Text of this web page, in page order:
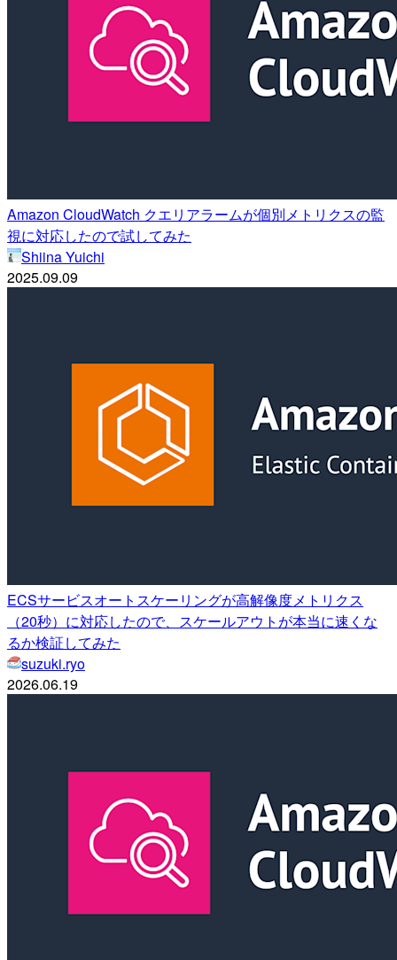
Amazon CloudWatch クエリアラームが個別メトリクスの監
視に対応したので試してみた
Shiina Yuichi
2025.09.09
ECSサービスオートスケーリングが高解像度メトリクス
（20秒）に対応したので、スケールアウトが本当に速くな
るか検証してみた
suzuki.ryo
2026.06.19